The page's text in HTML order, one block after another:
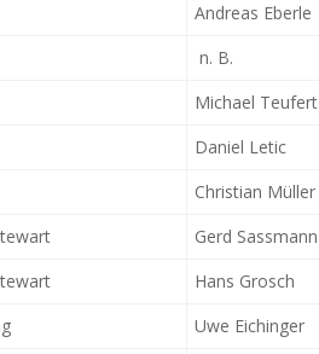
Andreas Eberle
n. B.
Michael Teufert
Daniel Letic
Christian Müller
Gerd Sassmann
Hans Grosch
Uwe Eichinger